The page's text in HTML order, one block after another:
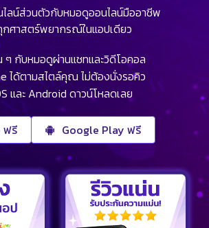
ลน์ส่วนตัวกับหมอดูออนไลน์มืออาชีพ
ศาสตร์พยากรณ์ในแอปเดียว
ๆ กับหมอดูผ่านแชทและวิดีโอคอล
ได้ตามสไตล์คุณ ไม่ต้องนั่งรอคิว
และ Android ดาวน์โหลดเลย
ฟรี Google Play ฟรี